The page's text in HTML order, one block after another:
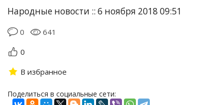
Народные новости :: 6 ноября 2018 09:51
0
641
0
В избранное
Поделиться в социальные сети: